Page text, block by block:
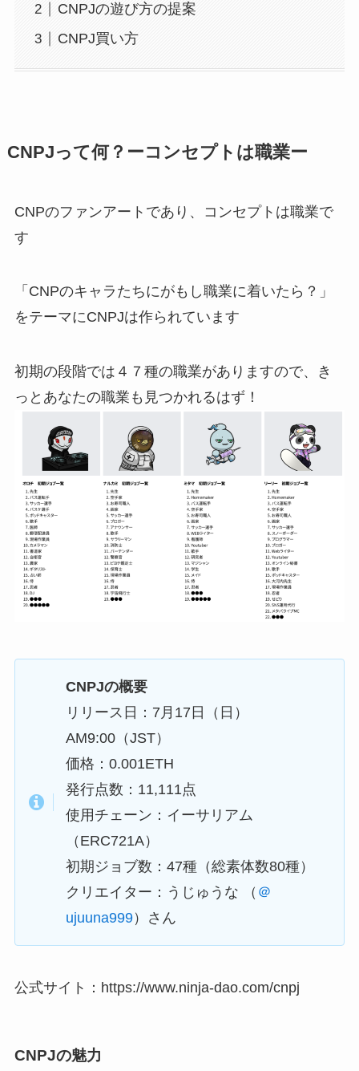
CNPJの遊び方の提案
CNPJ買い方
CNPJって何？ーコンセプトは職業ー
CNPのファンアートであり、コンセプトは職業で
す
「CNPのキャラたちにがもし職業に着いたら？」
をテーマにCNPJは作られています
初期の段階では４７種の職業がありますので、き
っとあなたの職業も見つかれるはず！
CNPJの概要
リリース日：7月17日（日）
AM9:00（JST）
価格：0.001ETH
発行点数：11,111点
使用チェーン：イーサリアム
（ERC721A）
初期ジョブ数：47種（総素体数80種）
クリエイター：うじゅうな （ ＠
ujuuna999）さん
公式サイト：https://www.ninja-dao.com/cnpj
CNPJの魅力